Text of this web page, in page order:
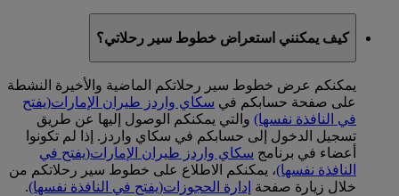
كيف يمكنني استعراض خطوط سير رحلاتي؟
يمكنكم عرض خطوط سير رحلاتكم الماضية والأخيرة النشطة
على صفحة حسابكم في سكاي واردز طيران الإمارات(يفتح
في النافذة نفسها) والتي يمكنكم الوصول إليها عن طريق
تسجيل الدخول إلى حسابكم في سكاي واردز. إذا لم تكونوا
أعضاء في برنامج سكاي واردز طيران الإمارات(يفتح في
النافذة نفسها)، يمكنكم الاطلاع على خطوط سير رحلاتكم من
خلال زيارة صفحة إدارة الحجوزات(يفتح في النافذة نفسها).